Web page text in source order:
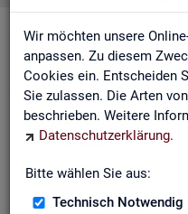
Wir möchten unsere
anpassen. Zu diesem
Cookies ein. Entscheiden
Sie zulassen. Die Arten
beschrieben. Weitere
Datenschutzerklärung.
Bitte wählen Sie aus:
Technisch Notwendig
News­let­ter
Mit dem mo­nat­li­chen
ver­schie­de­ne The­men und
ak­tu­el­le Be­rich­te, wie z.
neue Ver­öf­fent­li­chun­gen,